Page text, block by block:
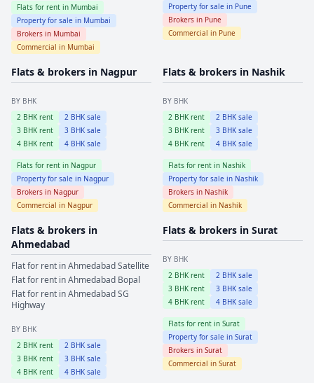
Flats for rent in Mumbai
Property for sale in Mumbai
Brokers in Mumbai
Commercial in Mumbai
Property for sale in Pune
Brokers in Pune
Commercial in Pune
Flats & brokers in Nagpur
BY BHK
2 BHK rent 2 BHK sale
3 BHK rent 3 BHK sale
4 BHK rent 4 BHK sale
Flats for rent in Nagpur
Property for sale in Nagpur
Brokers in Nagpur
Commercial in Nagpur
Flats & brokers in Nashik
BY BHK
2 BHK rent 2 BHK sale
3 BHK rent 3 BHK sale
4 BHK rent 4 BHK sale
Flats for rent in Nashik
Property for sale in Nashik
Brokers in Nashik
Commercial in Nashik
Flats & brokers in
Ahmedabad
Flat for rent inAhmedabadSatellite
Flat for rent inAhmedabad Bopal
Flat for rent inAhmedabadSG
Highway
BY BHK
2 BHK rent 2 BHK sale
3 BHK rent 3 BHK sale
4 BHK rent 4 BHK sale
Flats & brokers in Surat
BY BHK
2 BHK rent 2 BHK sale
3 BHK rent 3 BHK sale
4 BHK rent 4 BHK sale
Flats for rent in Surat
Property for sale in Surat
Brokers in Surat
Commercial in Surat